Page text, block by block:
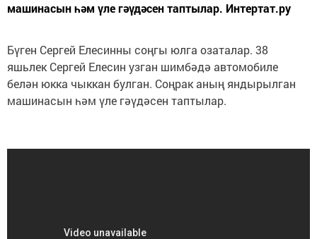
машинасын һәм үле гәүдәсен таптылар. Интертат.ру
Бүген Сергей Елесинны соңгы юлга озаталар. 38
яшьлек Сергей Елесин узган шимбәдә автомобиле
белән юкка чыккан булган. Соңрак аның яндырылган
машинасын һәм үле гәүдәсен таптылар.